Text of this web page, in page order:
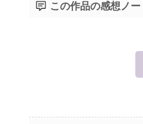
この作品の感想ノー